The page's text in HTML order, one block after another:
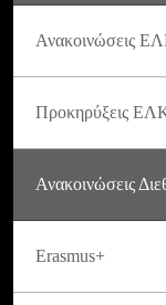
Ανακοινώσεις
Προκηρύξεις
Ανακοινώσεις
Erasmus+